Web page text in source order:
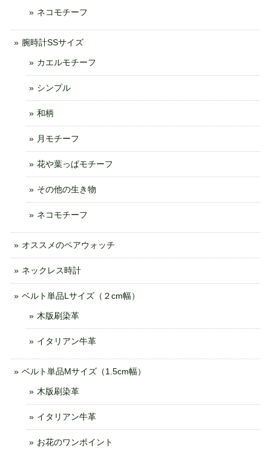
ネコモチーフ
腕時計SSサイズ
カエルモチーフ
シンプル
和柄
月モチーフ
花や葉っぱモチーフ
その他の生き物
ネコモチーフ
オススメのペアウォッチ
ネックレス時計
ベルト単品Lサイズ（２cm幅）
木版刷染革
イタリアン牛革
ベルト単品Mサイズ（1.5cm幅）
木版刷染革
イタリアン牛革
お花のワンポイント